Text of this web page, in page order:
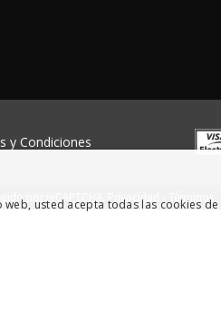
y Condiciones
por reCAPTCHA. Privacidad Términos
usted acepta todas las cookies de